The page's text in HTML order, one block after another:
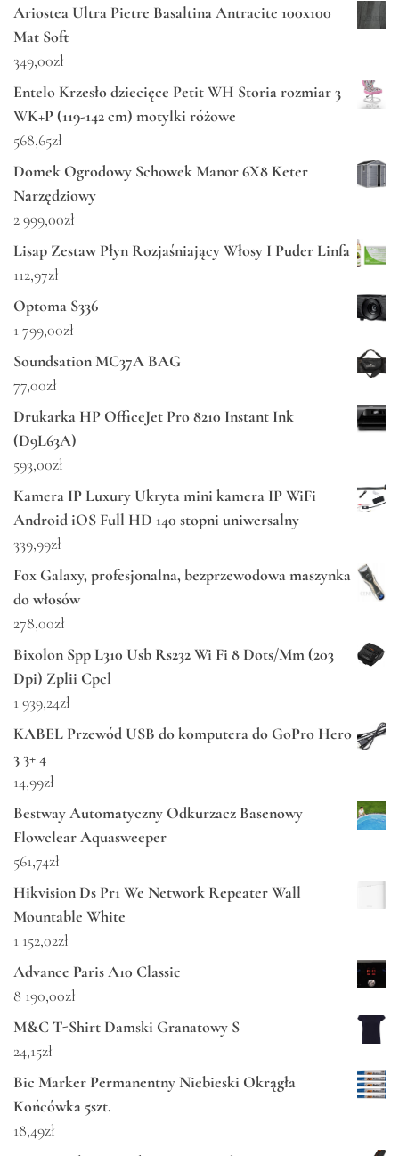
Ariostea Ultra Pietre Basaltina Antracite 100x100
Mat Soft
349,00zł
Entelo Krzesło dziecięce Petit WH Storia rozmiar 3
WK+P (119-142 cm) motylki różowe
568,65zł
Domek Ogrodowy Schowek Manor 6X8 Keter
Narzędziowy
2 999,00zł
Lisap Zestaw Płyn Rozjaśniający Włosy I Puder Linfa
112,97zł
Optoma S336
1 799,00zł
Soundsation MC37A BAG
77,00zł
Drukarka HP OfficeJet Pro 8210 Instant Ink
(D9L63A)
593,00zł
Kamera IP Luxury Ukryta mini kamera IP WiFi
Android iOS Full HD 140 stopni uniwersalny
339,99zł
Fox Galaxy, profesjonalna, bezprzewodowa maszynka
do włosów
278,00zł
Bixolon Spp L310 Usb Rs232 Wi Fi 8 Dots/Mm (203
Dpi) Zplii Cpcl
1 939,24zł
KABEL Przewód USB do komputera do GoPro Hero
3 3+ 4
14,99zł
Bestway Automatyczny Odkurzacz Basenowy
Flowclear Aquasweeper
561,74zł
Hikvision Ds Pr1 We Network Repeater Wall
Mountable White
1 152,02zł
Advance Paris A10 Classic
8 190,00zł
M&C T-Shirt Damski Granatowy S
24,15zł
Bic Marker Permanentny Niebieski Okrągła
Końcówka 5szt.
18,49zł